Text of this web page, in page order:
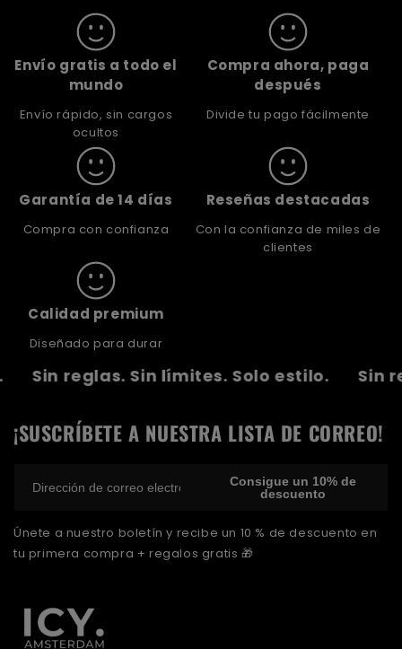
Envío gratis a todo el
mundo
Envío rápido, sin cargos
ocultos
Compra ahora, paga
después
Divide tu pago fácilmente
Garantía de 14 días
Compra con confianza
Reseñas destacadas
Con la confianza de miles de
clientes
Calidad premium
Diseñado para durar
Sin reglas. Sin límites. Solo estilo. Sin
¡SUSCRÍBETE A NUESTRA LISTA DE CORREO!
Consigue un 10% de
descuento
Únete a nuestro boletín y recibe un 10 % de descuento en
tu primera compra + regalos gratis 🎁